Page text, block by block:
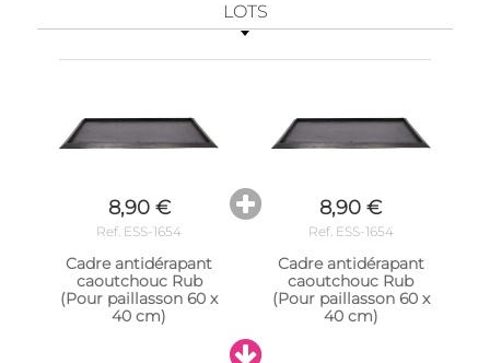
LOTS
8,90 €
Ref. ESS-1654
Cadre antidérapant
caoutchouc Rub
(Pour paillasson 60 x
40 cm)
8,90 €
Ref. ESS-1654
Cadre antidérapant
caoutchouc Rub
(Pour paillasson 60 x
40 cm)